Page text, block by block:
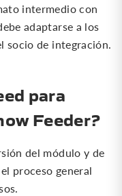
intermedio con
adaptarse a los
socio de integración.
para
Feeder?
del módulo y de
proceso general